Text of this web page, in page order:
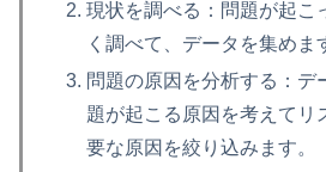
現状を調べる：問題が起こ
く調べて、データを集めま
問題の原因を分析する：デ
題が起こる原因を考えてリ
要な原因を絞り込みます。